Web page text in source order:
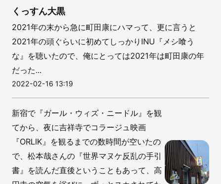
くっすん大黒
2021年の末から急に町田康にハマって、更に言うと
2021年の頭ぐらいに初めてしっかりINU『メシ喰う
な』を聴いたので、俺にとっては2021年は町田康の年
だった...
2022-02-16 13:19
新宿で『ガール・ウィズ・ニードル』を観
てから、夜に吉祥寺でコラージュ映画
『ORLIK』を観るまでの数時間が空いたの
で、松本哉さんの『世界マヌケ反乱の手引
書』を読んだ直後ということもあって、高